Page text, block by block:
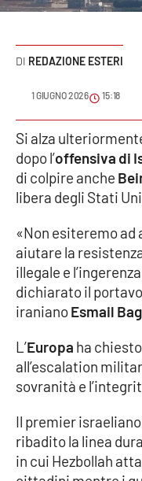
Cultura
Podcast
Meteo
Editoriali
VIDEO
Ambiente
Cronaca
Cultura
Economia e Lavoro
Politica
Sanità
Società
REDAZIONE ESTERI
1 GIUGNO 2026 15:18
Si alza
dopo l’offensiva di
di colpire anche
libera degli Stati
«Non esiteremo ad
aiutare la
illegale e
dichiarato il
iranianoEsmail
L’Europa ha
all’escalation
sovranità e
Il premier israeliano
ribadito la linea
in cui Hezbollah